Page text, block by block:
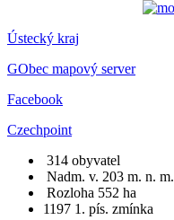
Ústecký kraj
GObec mapový server
Facebook
Czechpoint
314 obyvatel
Nadm. v. 203 m. n. m.
Rozloha 552 ha
1197 1. pís. zmínka